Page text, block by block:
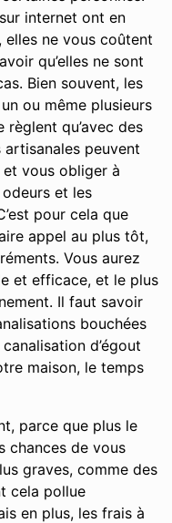
internet ont en
ne vous coûtent
qu’elles ne sont
Bien souvent, les
ou même plusieurs
qu’avec des
peuvent
vous obliger à
et les
pour cela que
appel au plus tôt,
Vous aurez
et efficace, et le plus
Il faut savoir
bouchées
d’égout
maison, le temps
parce que plus le
chances de vous
graves, comme des
cela pollue
en plus, les frais à